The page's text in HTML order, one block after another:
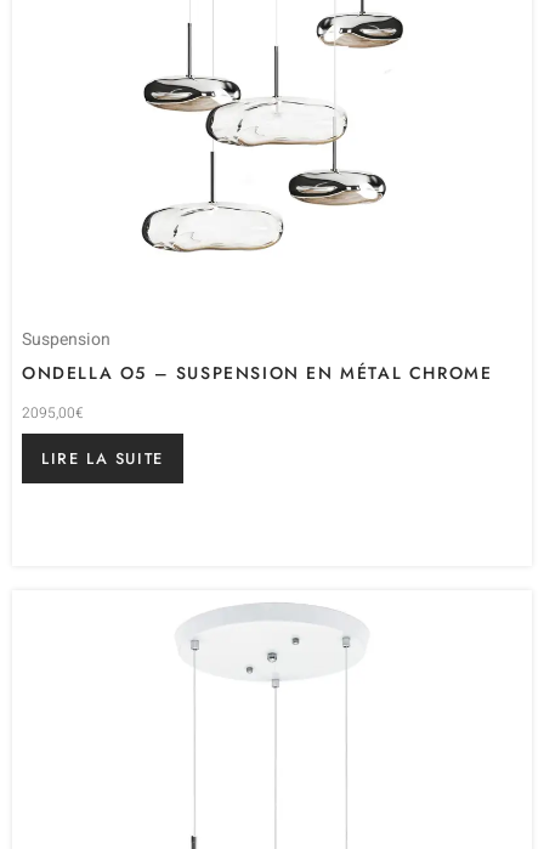
Suspension
ONDELLA O5 – SUSPENSION EN MÉTAL CHROME
2095,00€
LIRE LA SUITE